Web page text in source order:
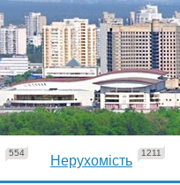
554
Нерухомість
1211